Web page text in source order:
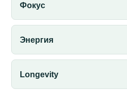
Фокус
Энергия
Longevity